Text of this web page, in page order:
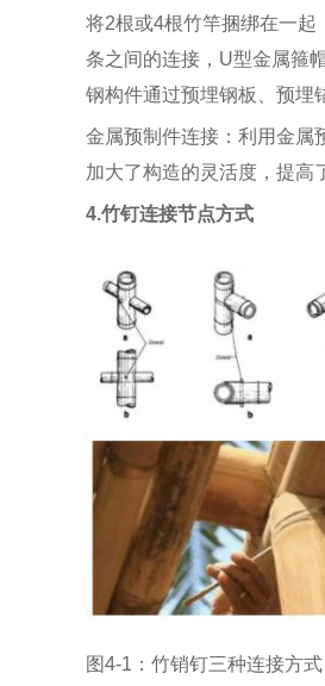
将2根或4根竹竿捆绑在一
条之间的连接，U型金属箍
钢构件通过预埋钢板、预埋
金属预制件连接：利用金属
加大了构造的灵活度，提高
4.竹钉连接节点方式
图4-1：竹销钉三种连接方式